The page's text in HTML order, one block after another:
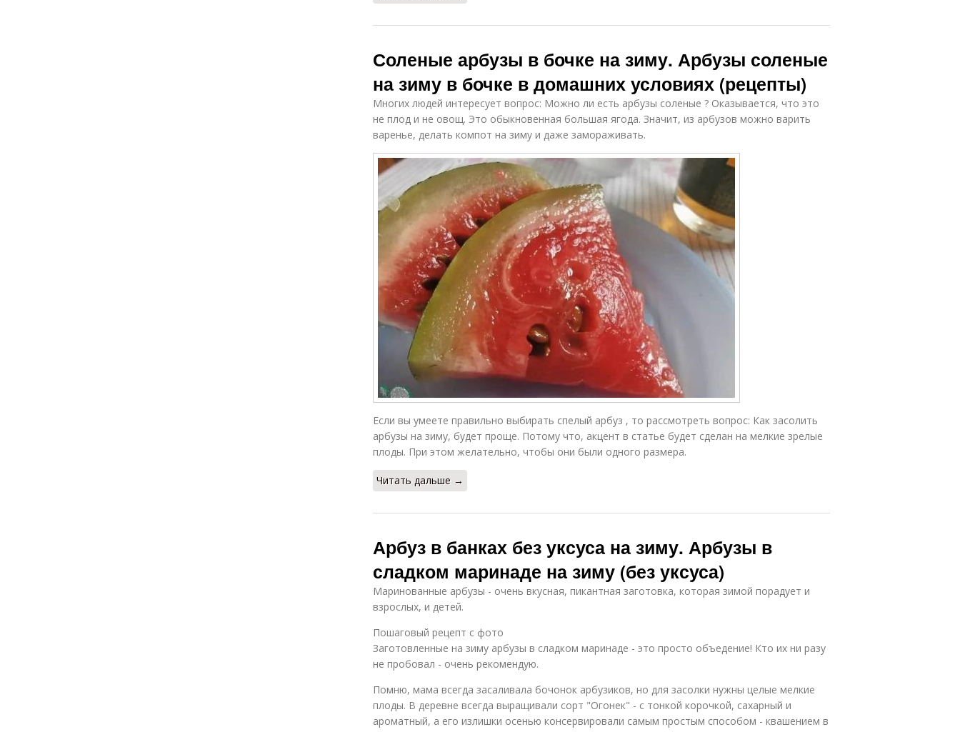
Соленые арбузы в бочке на зиму. Арбузы соленые
на зиму в бочке в домашних условиях (рецепты)
Многих людей интересует вопрос: Можно ли есть арбузы соленые ? Оказывается, что это
не плод и не овощ. Это обыкновенная большая ягода. Значит, из арбузов можно варить
варенье, делать компот на зиму и даже замораживать.
Если вы умеете правильно выбирать спелый арбуз , то рассмотреть вопрос: Как засолить
арбузы на зиму, будет проще. Потому что, акцент в статье будет сделан на мелкие зрелые
плоды. При этом желательно, чтобы они были одного размера.
Читать дальше →
Арбуз в банках без уксуса на зиму. Арбузы в
сладком маринаде на зиму (без уксуса)
Маринованные арбузы - очень вкусная, пикантная заготовка, которая зимой порадует и
взрослых, и детей.
Пошаговый рецепт с фото
Заготовленные на зиму арбузы в сладком маринаде - это просто объедение! Кто их ни разу
не пробовал - очень рекомендую.
Помню, мама всегда засаливала бочонок арбузиков, но для засолки нужны целые мелкие
плоды. В деревне всегда выращивали сорт "Огонек" - с тонкой корочкой, сахарный и
ароматный, а его излишки осенью консервировали самым простым способом - квашением в